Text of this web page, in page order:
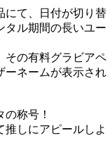
にて、日付が切り替
タル期間の長いユー
その有料グラビアペ
ーネームが表示され
称号！
推しにアピールしよ